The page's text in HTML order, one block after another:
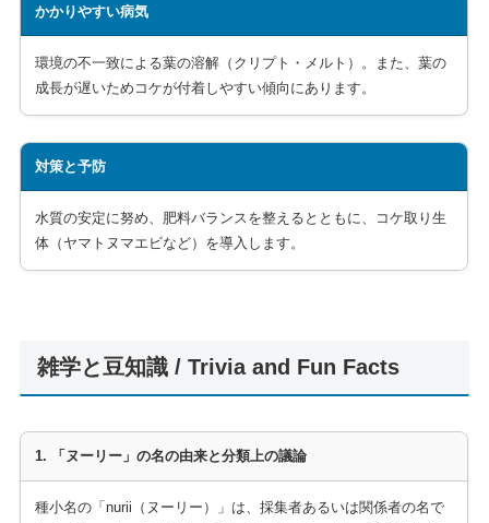
かかりやすい病気
環境の不一致による葉の溶解（クリプト・メルト）。また、葉の
成長が遅いためコケが付着しやすい傾向にあります。
対策と予防
水質の安定に努め、肥料バランスを整えるとともに、コケ取り生
体（ヤマトヌマエビなど）を導入します。
雑学と豆知識 / Trivia and Fun Facts
1. 「ヌーリー」の名の由来と分類上の議論
種小名の「nurii（ヌーリー）」は、採集者あるいは関係者の名で